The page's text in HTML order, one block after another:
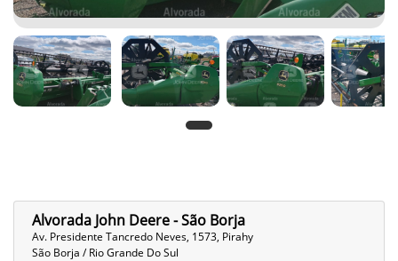
Alvorada John Deere - São Borja
Av. Presidente Tancredo Neves, 1573, Pirahy
São Borja / Rio Grande Do Sul